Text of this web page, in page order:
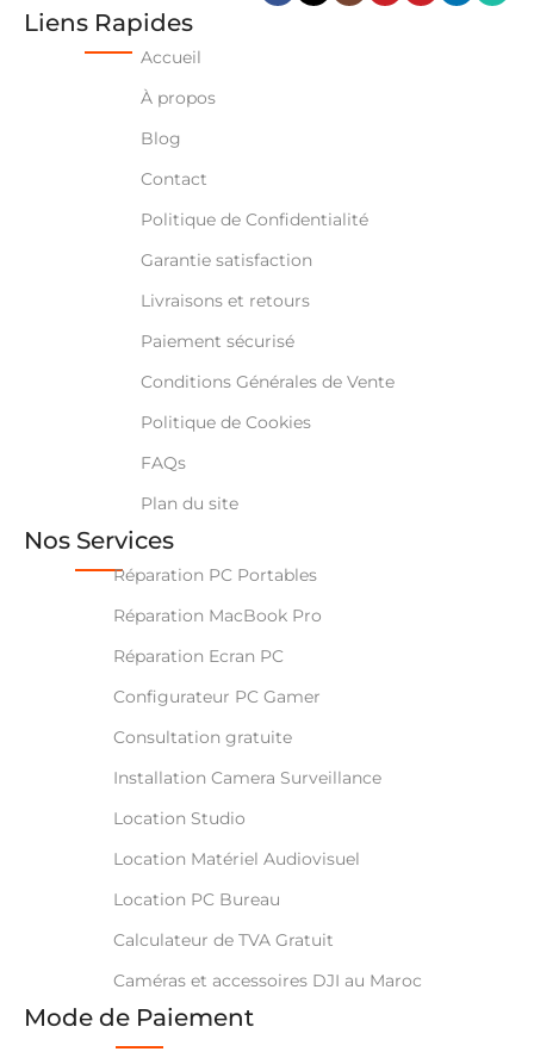
Liens Rapides
Accueil
À propos
Blog
Contact
Politique de Confidentialité
Garantie satisfaction
Livraisons et retours
Paiement sécurisé
Conditions Générales de Vente
Politique de Cookies
FAQs
Plan du site
Nos Services
Réparation PC Portables
Réparation MacBook Pro
Réparation Ecran PC
Configurateur PC Gamer
Consultation gratuite
Installation Camera Surveillance
Location Studio
Location Matériel Audiovisuel
Location PC Bureau
Calculateur de TVA Gratuit
Caméras et accessoires DJI au Maroc
Mode de Paiement